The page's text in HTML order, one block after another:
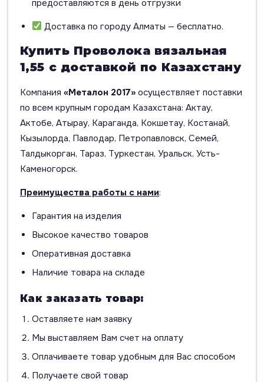
предоставляются в день отгрузки
Доставка по городу Алматы — бесплатно.
Купить Проволока вязальная
1,55 с доставкой по Казахстану
Компания «Металон 2017» осуществляет поставки
по всем крупным городам Казахстана: Актау,
Актобе, Атырау, Караганда, Кокшетау, Костанай,
Кызылорда, Павлодар, Петропавловск, Семей,
Талдыкорган, Тараз, Туркестан, Уральск, Усть-
Каменогорск.
Преимущества работы с нами:
Гарантия на изделия
Высокое качество товаров
Оперативная доставка
Наличие товара на складе
Как заказать товар:
Оставляете нам заявку
Мы выставляем Вам счет на оплату
Оплачиваете товар удобным для Вас способом
Получаете свой товар